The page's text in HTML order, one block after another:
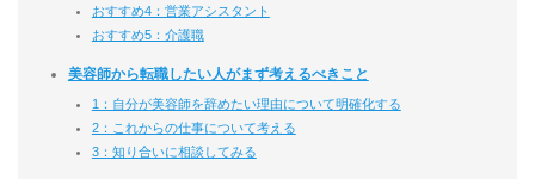
おすすめ4：営業アシスタント
おすすめ5：介護職
美容師から転職したい人がまず考えるべきこと
1：自分が美容師を辞めたい理由について明確化する
2：これからの仕事について考える
3：知り合いに相談してみる